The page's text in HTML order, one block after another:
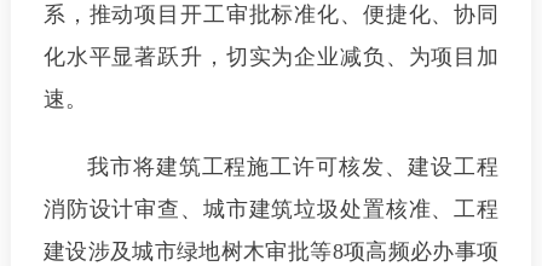
系，推动项目开工审批标准化、便捷化、协同
化水平显著跃升，切实为企业减负、为项目加
速。
我市将建筑工程施工许可核发、建设工程
消防设计审查、城市建筑垃圾处置核准、工程
建设涉及城市绿地树木审批等8项高频必办事项